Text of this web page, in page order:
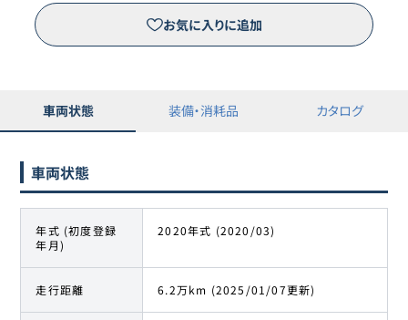
お気に入りに追加
車両状態 装備・消耗品 カタログ
車両状態
年式 (初度登録
年月)
2020年式 (2020/03)
走行距離 6.2万km (2025/01/07更新)